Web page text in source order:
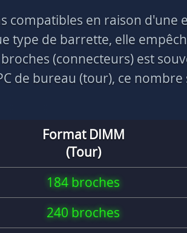
compatibles en raison
type de barrette, elle
(connecteurs) est
de bureau (tour), ce
Format DIMM
(Tour)
184 broches
240 broches